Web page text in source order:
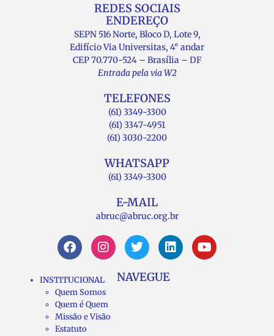
REDES SOCIAIS
ENDEREÇO
SEPN 516 Norte, Bloco D, Lote 9,
Edifício Via Universitas, 4° andar
CEP 70.770-524 – Brasília – DF
Entrada pela via W2
TELEFONES
(61) 3349-3300
(61) 3347-4951
(61) 3030-2200
WHATSAPP
(61) 3349-3300
E-MAIL
abruc@abruc.org.br
NAVEGUE
INSTITUCIONAL
Quem Somos
Quem é Quem
Missão e Visão
Estatuto